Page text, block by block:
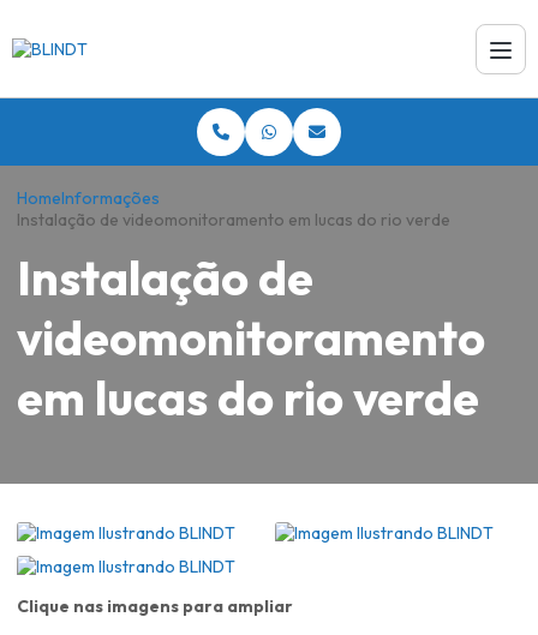
HomeInformações
Instalação de videomonitoramento em lucas do rio verde
Instalação de
videomonitoramento
em lucas do rio verde
Clique nas imagens para ampliar